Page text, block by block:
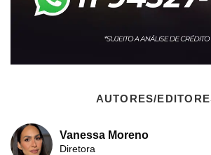
AUTORES/
Vanessa Moreno
Diretora